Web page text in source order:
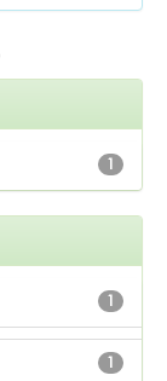
1
1
1